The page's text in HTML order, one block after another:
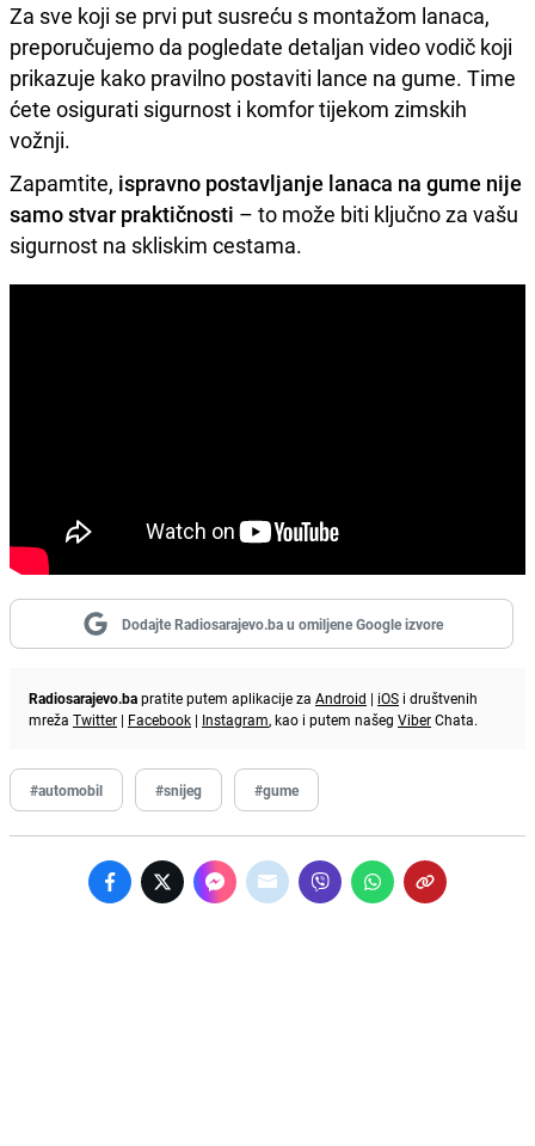
Za sve koji se prvi put susreću s montažom lanaca,
preporučujemo da pogledate detaljan video vodič koji
prikazuje kako pravilno postaviti lance na gume. Time
ćete osigurati sigurnost i komfor tijekom zimskih
vožnji.
Zapamtite, ispravno postavljanje lanaca na gume nije
samo stvar praktičnosti – to može biti ključno za vašu
sigurnost na skliskim cestama.
Dodajte Radiosarajevo.ba u omiljene Google izvore
Radiosarajevo.bapratite putem aplikacije za Android | iOS i društvenih
mreža Twitter | Facebook | Instagram, kao i putem našeg ViberChata.
#automobil #snijeg #gume